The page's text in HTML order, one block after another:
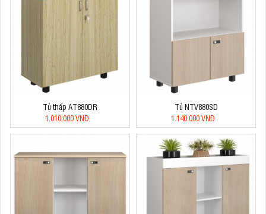
Tủ thấp AT880DR
1.010.000 VNĐ
Tủ NTV880SD
1.140.000 VNĐ